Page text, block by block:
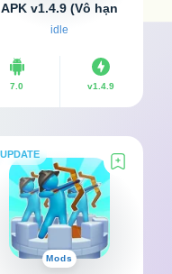
APK v1.4.9 (Vô hạn
tiền, kim cương)
idle
7.0 v1.4.9
UPDATE
Mods